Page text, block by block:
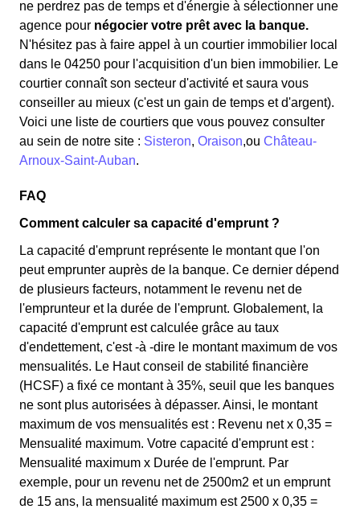
ne perdrez pas de temps et d'énergie à sélectionner une
agence pour négocier votre prêt avec la banque.
N'hésitez pas à faire appel à un courtier immobilier local
dans le 04250 pour l'acquisition d'un bien immobilier. Le
courtier connaît son secteur d'activité et saura vous
conseiller au mieux (c'est un gain de temps et d'argent).
Voici une liste de courtiers que vous pouvez consulter
au sein de notre site : Sisteron, Oraison,ou Château-
Arnoux-Saint-Auban.
FAQ
Comment calculer sa capacité d'emprunt ?
La capacité d'emprunt représente le montant que l'on
peut emprunter auprès de la banque. Ce dernier dépend
de plusieurs facteurs, notamment le revenu net de
l'emprunteur et la durée de l'emprunt. Globalement, la
capacité d'emprunt est calculée grâce au taux
d'endettement, c'est -à -dire le montant maximum de vos
mensualités. Le Haut conseil de stabilité financière
(HCSF) a fixé ce montant à 35%, seuil que les banques
ne sont plus autorisées à dépasser. Ainsi, le montant
maximum de vos mensualités est : Revenu net x 0,35 =
Mensualité maximum. Votre capacité d'emprunt est :
Mensualité maximum x Durée de l'emprunt. Par
exemple, pour un revenu net de 2500m2 et un emprunt
de 15 ans, la mensualité maximum est 2500 x 0,35 =